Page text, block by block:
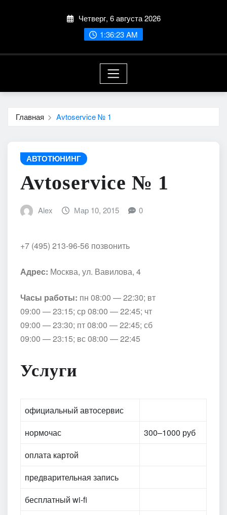
Четверг, 6 августа 2026
1:36:24 AM
Главная Avtoservice № 1
АВТОТЮНИНГ
Avtoservice № 1
Alex Мар 10, 2015 0
+7 (495) 213-96-56 позвонить
Адрес: Москва, ул. Вавилова, 4
Часы работы: пн 08:00 — 22:30; вт
09:00 — 23:15; ср 08:00 — 22:45; чт
09:00 — 23:30; пт 08:00 — 22:45; сб
09:00 — 23:15; вс 08:00 — 22:45
Услуги
официальный автосервис
нормочас
300–1000 руб
оплата картой
предварительная запись
бесплатный wi-fi